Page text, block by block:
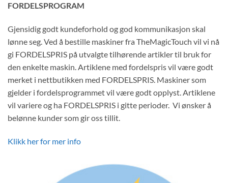
FORDELSPROGRAM
Gjensidig godt kundeforhold og god kommunikasjon skal
lønne seg. Ved å bestille maskiner fra TheMagicTouch vil vi nå
gi FORDELSPRIS på utvalgte tilhørende artikler til bruk for
den enkelte maskin. Artiklene med fordelspris vil være godt
merket i nettbutikken med FORDELSPRIS. Maskiner som
gjelder i fordelsprogrammet vil være godt opplyst. Artiklene
vil variere og ha FORDELSPRIS i gitte perioder. Vi ønsker å
belønne kunder som gir oss tillit.
Klikk her for mer info